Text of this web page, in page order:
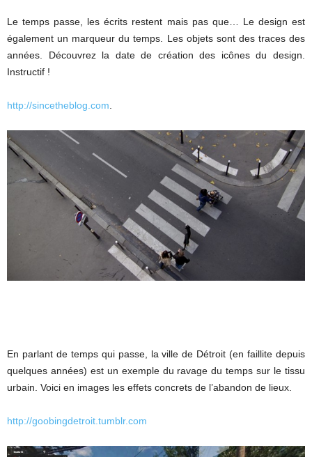
Le temps passe, les écrits restent mais pas que… Le design est
également un marqueur du temps. Les objets sont des traces des
années. Découvrez la date de création des icônes du design.
Instructif !
http://sincetheblog.com.
En parlant de temps qui passe, la ville de Détroit (en faillite depuis
quelques années) est un exemple du ravage du temps sur le tissu
urbain. Voici en images les effets concrets de l’abandon de lieux.
http://goobingdetroit.tumblr.com